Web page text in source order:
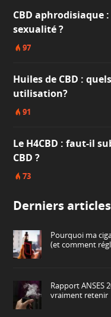
CBD
sexualité ?
97
Huiles de CBD :
utilisation?
91
Le H4CBD : faut-il
CBD ?
73
Derniers articles
Pourquoi ma
(et comment
Rapport ANSES
vraiment retenir